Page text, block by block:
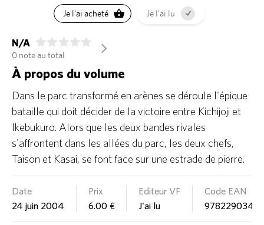
Je l'ai acheté Je l'ai lu
N/A
0 note au total
arrow_forward_ios
À propos du volume
Dans le parc transformé en arènes se déroule l'épique
bataille qui doit décider de la victoire entre Kichijoji et
Ikebukuro. Alors que les deux bandes rivales
s'affrontent dans les allées du parc, les deux chefs,
Taison et Kasai, se font face sur une estrade de pierre.
Date
24 juin 2004
Prix
6.00 €
Editeur VF
J'ai lu
Code EAN